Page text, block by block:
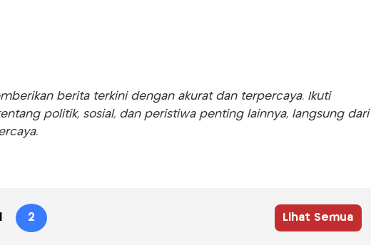
berita terkini dengan akurat dan terpercaya. Ikuti
politik, sosial, dan peristiwa penting lainnya, langsung dari
2 Lihat Semua